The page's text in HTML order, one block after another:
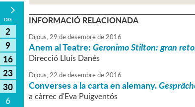
DG
2
9
16
23
30
6
INFORMACIÓ RELACIONADA
Dijous,29 dedesembrede2016
Anem al Teatre:Geronimo Stilton: gran
Direcció Lluís Danés
Dijous,22 dedesembrede2016
Converses a la carta en alemany.
a càrrec d'Eva Puigventós